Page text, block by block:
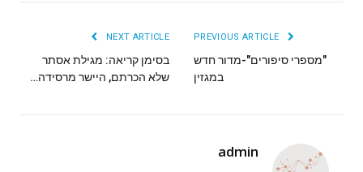
"מספרי סיפורים"-מדור חדש
במגזין
NEXT ARTICLE
בסימן קריאה: מגילת אסתר
שלא הכרתם, היישר מרסידה…
admin